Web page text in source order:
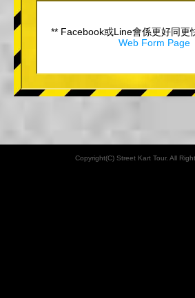
** Facebook或Line會係更好同更
Web Form Page
Copyright(C) Street Kart Tour. All